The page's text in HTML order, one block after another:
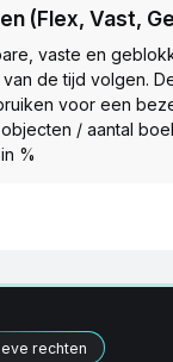
(Flex, Vast,
vaste en
de tijd volgen.
voor een
/ aantal
%
rechten